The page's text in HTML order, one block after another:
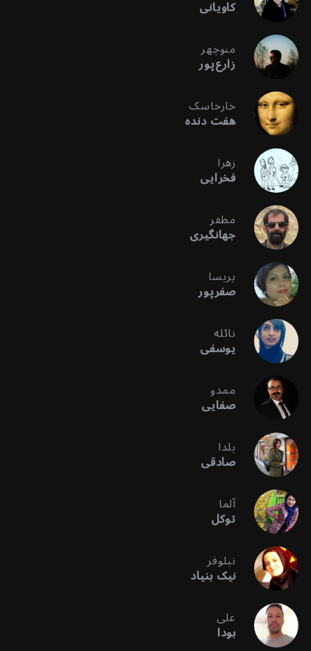
کاویانی
منوچهر
زارع‌پور
خارخاسک
هفت دنده
زهرا
فخرایی
مظفر
جهانگیری
پریسا
صفرپور
نائله
یوسفی
ممدو
صفایی
یلدا
صادقی
آلما
توکل
نیلوفر
نیک بنیاد
علی
بودا